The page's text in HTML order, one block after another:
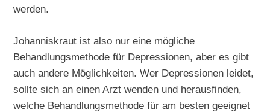
werden.
Johanniskraut ist also nur eine mögliche
Behandlungsmethode für Depressionen, aber es gibt
auch andere Möglichkeiten. Wer Depressionen leidet,
sollte sich an einen Arzt wenden und herausfinden,
welche Behandlungsmethode für am besten geeignet